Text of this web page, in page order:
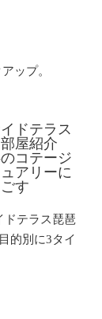
ップ。
ドテラス
部屋紹介
コテージ
アリーに
す
ドテラス琵琶
的別に3タイ